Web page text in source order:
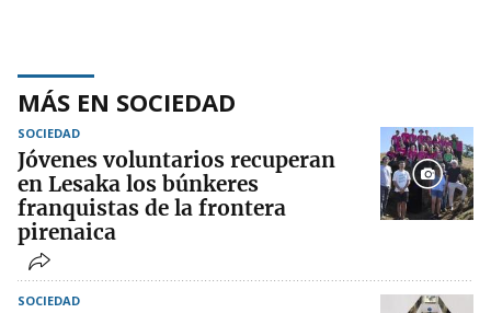
MÁS EN SOCIEDAD
SOCIEDAD
Jóvenes voluntarios recuperan
en Lesaka los búnkeres
franquistas de la frontera
pirenaica
SOCIEDAD